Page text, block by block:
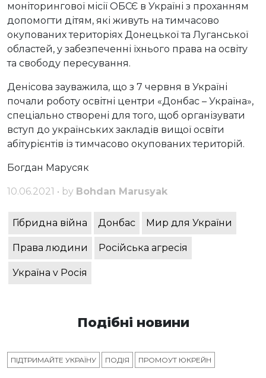
моніторингової місії ОБСЄ в Україні з проханням
допомогти дітям, які живуть на тимчасово
окупованих територіях Донецької та Луганської
областей, у забезпеченні їхнього права на освіту
та свободу пересування.
Денісова зауважила, що з 7 червня в Україні
почали роботу освітні центри «Донбас – Україна»,
спеціально створені для того, щоб організувати
вступ до українських закладів вищої освіти
абітурієнтів із тимчасово окупованих територій.
Богдан Марусяк
10.06.2021 • by Bohdan Marusyak
Гібридна війна Донбас Мир для України
Права людини Російська агресія
Україна v Росія
Подібні новини
ПІДТРИМАЙТЕ УКРАЇНУ ПОДІЯ ПРОМОУТ ЮКРЕЙН